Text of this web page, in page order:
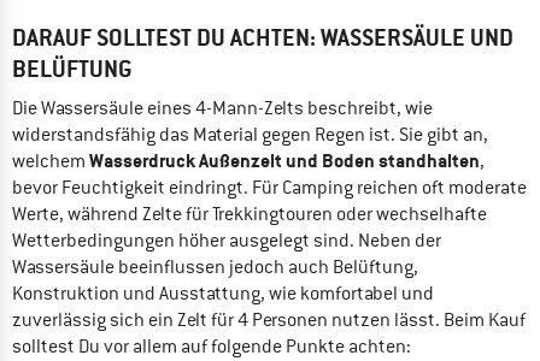
DARAUF SOLLTEST DU ACHTEN: WASSERSÄULE UND
BELÜFTUNG
Die Wassersäule eines 4-Mann-Zelts beschreibt, wie
widerstandsfähig das Material gegen Regen ist. Sie gibt an,
welchem Wasserdruck Außenzelt und Boden standhalten,
bevor Feuchtigkeit eindringt. Für Camping reichen oft moderate
Werte, während Zelte für Trekkingtouren oder wechselhafte
Wetterbedingungen höher ausgelegt sind. Neben der
Wassersäule beeinflussen jedoch auch Belüftung,
Konstruktion und Ausstattung, wie komfortabel und
zuverlässig sich ein Zelt für 4 Personen nutzen lässt. Beim Kauf
solltest Du vor allem auf folgende Punkte achten: